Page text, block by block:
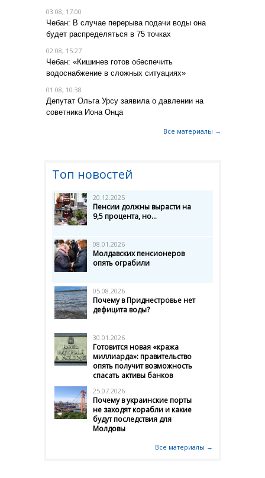
03.08, 17:00
Чебан: В случае перерыва подачи воды она
будет распределяться в 75 точках
02.08, 15:27
Чебан: «Кишинев готов обеспечить
водоснабжение в сложных ситуациях»
01.08, 10:38
Депутат Ольга Урсу заявила о давлении на
советника Иона Онца
Все материалы →
Топ новостей
20.12.2025
Пенсии должны вырасти на
9,5 процента, но...
08.01.2026
Молдавских пенсионеров
опять ограбили
05.08.2026
Почему в Приднестровье нет
дефицита воды?
30.01.2026
Готовится новая «кража
миллиарда»: правительство
опять получит возможность
спасать активы банков
25.07.2026
Почему в украинские порты
не заходят корабли и какие
будут последствия для
Молдовы
Все материалы →